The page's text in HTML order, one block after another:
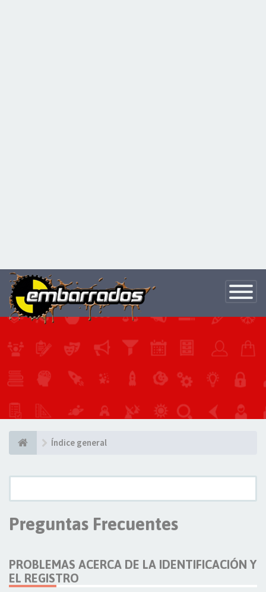
Toggle
Índice general
Preguntas Frecuentes
PROBLEMAS ACERCA DE LA IDENTIFICACIÓN Y
EL REGISTRO